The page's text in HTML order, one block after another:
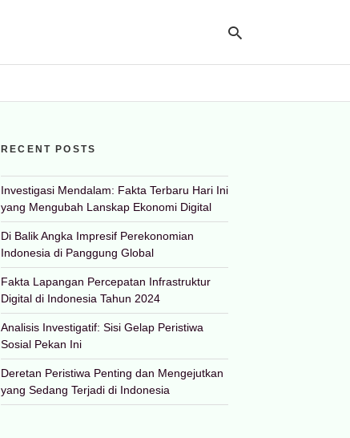
RECENT POSTS
Investigasi Mendalam: Fakta Terbaru Hari Ini
yang Mengubah Lanskap Ekonomi Digital
Di Balik Angka Impresif Perekonomian
Indonesia di Panggung Global
Fakta Lapangan Percepatan Infrastruktur
Digital di Indonesia Tahun 2024
Analisis Investigatif: Sisi Gelap Peristiwa
Sosial Pekan Ini
Deretan Peristiwa Penting dan Mengejutkan
yang Sedang Terjadi di Indonesia